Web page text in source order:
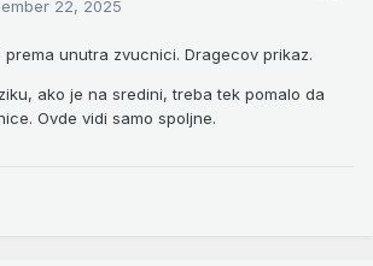
22, 2025
unutra zvucnici. Dragecov prikaz.
ako je na sredini, treba tek pomalo da
Ovde vidi samo spoljne.